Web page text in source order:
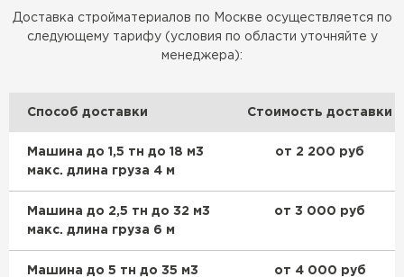
Доставка стройматериалов по Москве осуществляется по
следующему тарифу (условия по области уточняйте у
менеджера):
Способ доставки Стоимость доставки
Машина до 1,5 тн до 18 м3
макс. длина груза 4 м
от 2 200 руб
Машина до 2,5 тн до 32 м3
макс. длина груза 6 м
от 3 000 руб
Машина до 5 тн до 35 м3
от 4 000 руб
Доборные элементы для кровли